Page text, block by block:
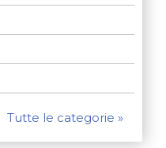
Tutte le categorie »